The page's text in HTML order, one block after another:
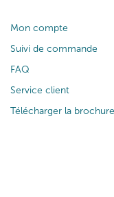
Mon compte
Suivi de commande
FAQ
Service client
Télécharger la